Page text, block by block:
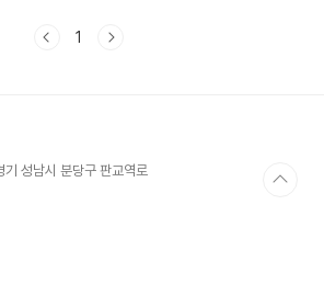
입원 했으니 오히려 그들에게는 손실이 발생 했다
1
성남시 분당구 판교역로